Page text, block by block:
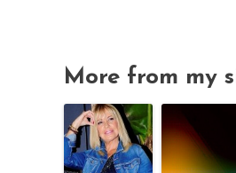
More from my